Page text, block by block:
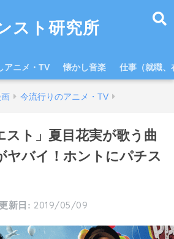
スト研究所
アニメ・TV 懐かし音楽 仕事（就職、
今流行りのアニメ・TV
スト」夏目花実が歌う曲
ヤバイ！ホントにパチス
2019/05/09